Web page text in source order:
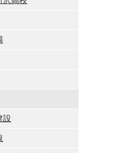
設